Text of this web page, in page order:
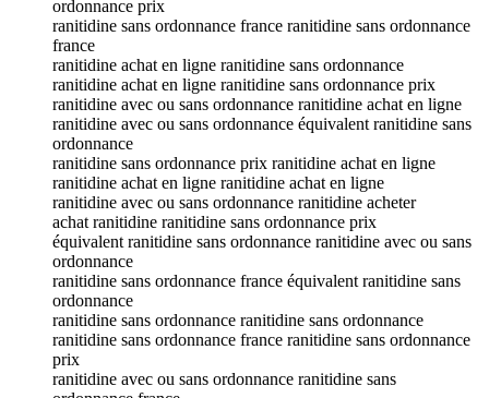
ordonnance prix
ranitidine sans ordonnance france ranitidine sans ordonnance
france
ranitidine achat en ligne ranitidine sans ordonnance
ranitidine achat en ligne ranitidine sans ordonnance prix
ranitidine avec ou sans ordonnance ranitidine achat en ligne
ranitidine avec ou sans ordonnance équivalent ranitidine sans
ordonnance
ranitidine sans ordonnance prix ranitidine achat en ligne
ranitidine achat en ligne ranitidine achat en ligne
ranitidine avec ou sans ordonnance ranitidine acheter
achat ranitidine ranitidine sans ordonnance prix
équivalent ranitidine sans ordonnance ranitidine avec ou sans
ordonnance
ranitidine sans ordonnance france équivalent ranitidine sans
ordonnance
ranitidine sans ordonnance ranitidine sans ordonnance
ranitidine sans ordonnance france ranitidine sans ordonnance
prix
ranitidine avec ou sans ordonnance ranitidine sans